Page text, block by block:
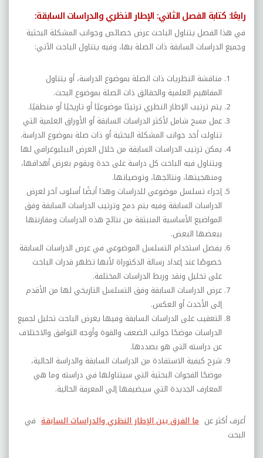
رابعًا: كتابة الفصل الثاني: الإطار النظري والدراسات السابقة:
في هذا الفصل يتناول الباحث عرض خصائص وجوانب المشكلة البحثية
وجميع الدراسات السابقة ذات الصلة بها، وفيه يتناول الباحث الآتي:
مناقشة النظريات ذات الصلة بموضوع الدراسة، أو يتناول
المفاهيم العلمية والحقائق ذات الصلة بموضوع البحث.
يتم ترتيب الإطار النظري ترتيبًا موضوعيًا أو تاريخيًا أو منطقيًا.
عمل مسح شامل لأكثر الدراسات السابقة أو الأوراق العلمية التي
تناولت أحد جوانب المشكلة البحثية أو ذات صلة بموضوع الدراسة.
يمكن ترتيب الدراسات السابقة من خلال العرض الببليوغرافي لها
ويتناول فيه الباحث كل دراسة على حدة ويقوم بعرض أهدافها،
ومنهجيتها، ونتائجها، وتوصياتها.
إجراء تسلسل موضوعي للدراسات وهذا أيضًا أسلوب آخر لعرض
الدراسات السابقة وفيه يتم دمج وترتيب الدراسات السابقة وفق
المواضيع الأساسية المنبثقة من نتائج هذه الدراسات ومقارنتها
ببعضها البعض.
يفضل استخدام التسلسل الموضوعي في عرض الدراسات السابقة
خصوصًا عند إعداد رسالة الدكتوراة لأنها تظهر قدرات الباحث
على تحليل ونقد وربط الدراسات المختلفة.
عرض الدراسات السابقة وفق التسلسل التاريخي لها من الأقدم
إلى الأحدث أو العكس.
التعقيب على الدراسات السابقة وفيها يعرض الباحث تحليل لجميع
الدراسات موضحًا جوانب الضعف والقوة وأوجه التوافق والاختلاف
عن دراسته التي هو بصددها.
شرح كيفية الاستفادة من الدراسات السابقة والدراسة الحالية،
موضحًا الفجوات البحثية التي سيتناولها في دراسته وما هي
المعارف الجديدة التي سيضيفها إلى المعرفة الحالية.
أعرف أكثر عن ما الفرق بين الإطار النظري والدراسات السابقة في
البحث